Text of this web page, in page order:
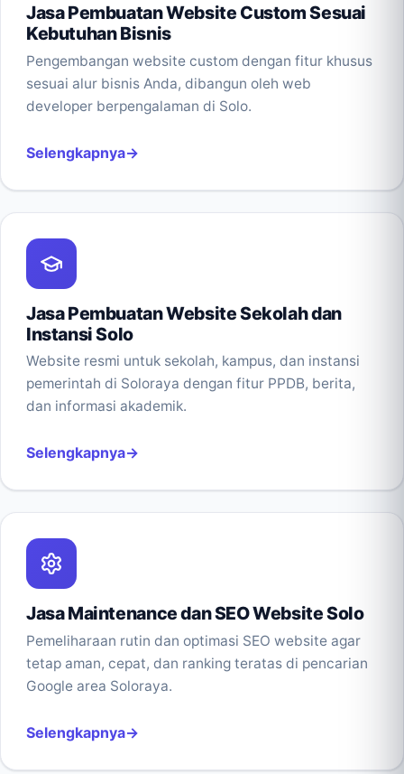
Jasa Pembuatan Website Custom Sesuai
Kebutuhan Bisnis
Pengembangan website custom dengan fitur khusus
sesuai alur bisnis Anda, dibangun oleh web
developer berpengalaman di Solo.
Selengkapnya
Jasa Pembuatan Website Sekolah dan
Instansi Solo
Website resmi untuk sekolah, kampus, dan instansi
pemerintah di Soloraya dengan fitur PPDB, berita,
dan informasi akademik.
Selengkapnya
Jasa Maintenance dan SEO Website Solo
Pemeliharaan rutin dan optimasi SEO website agar
tetap aman, cepat, dan ranking teratas di pencarian
Google area Soloraya.
Selengkapnya